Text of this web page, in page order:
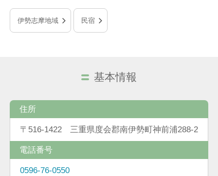
伊勢志摩地域 民宿
基本情報
住所
〒516-1422 三重県度会郡南伊勢町神前浦288-2
電話番号
0596-76-0550